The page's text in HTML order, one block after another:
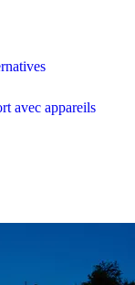
avec appareils